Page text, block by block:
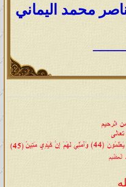
محمد اليماني